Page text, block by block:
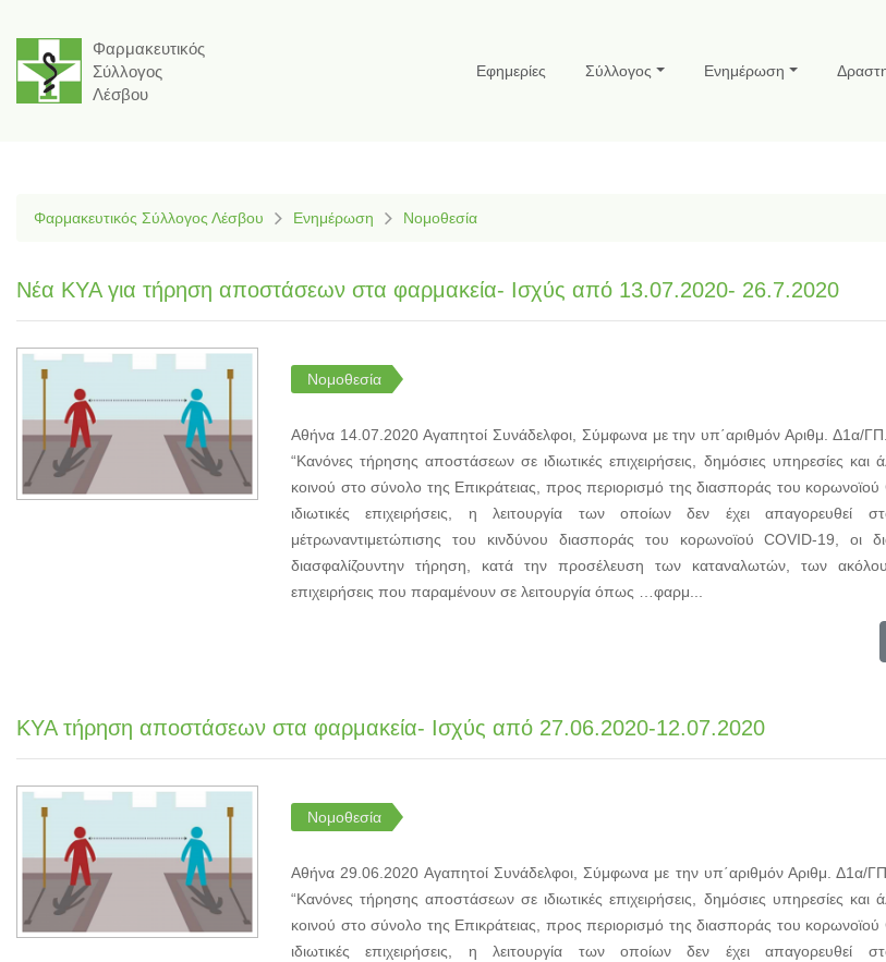
Φαρμακευτικός
Σύλλογος
Λέσβου
Εφημερίες Σύλλογος Ενημέρωση
Φαρμακευτικός Σύλλογος Λέσβου Ενημέρωση Νομοθεσία
Νέα ΚΥΑ για τήρηση αποστάσεων στα φαρμακεία- Ισχύς από 13.07.2020- 26.7.2020
Νομοθεσία
Αθήνα 14.07.2020 Αγαπητοί Συνάδελφοι, Σύμφωνα με την υπ΄αριθμόν Αριθμ. Δ1α/
“Κανόνες τήρησης αποστάσεων σε ιδιωτικές επιχειρήσεις, δημόσιες υπηρεσίες
κοινού στο σύνολο της Επικράτειας, προς περιορισμό της διασποράς του κορωνοϊού
ιδιωτικές επιχειρήσεις, η λειτουργία των οποίων δεν έχει απαγορευθεί
μέτρωναντιμετώπισης του κινδύνου διασποράς του κορωνοϊού COVID-19, οι
διασφαλίζουντην τήρηση, κατά την προσέλευση των καταναλωτών, των
επιχειρήσεις που παραμένουν σε λειτουργία όπως …φαρμ...
ΚΥΑ τήρηση αποστάσεων στα φαρμακεία- Ισχύς από 27.06.2020-12.07.2020
Νομοθεσία
Αθήνα 29.06.2020 Αγαπητοί Συνάδελφοι, Σύμφωνα με την υπ΄αριθμόν Αριθμ. Δ1α/
“Κανόνες τήρησης αποστάσεων σε ιδιωτικές επιχειρήσεις, δημόσιες υπηρεσίες
κοινού στο σύνολο της Επικράτειας, προς περιορισμό της διασποράς του κορωνοϊού
ιδιωτικές επιχειρήσεις, η λειτουργία των οποίων δεν έχει απαγορευθεί